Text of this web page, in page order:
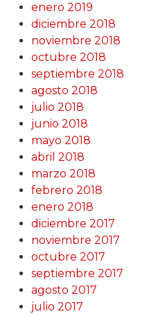
enero 2019
diciembre 2018
noviembre 2018
octubre 2018
septiembre 2018
agosto 2018
julio 2018
junio 2018
mayo 2018
abril 2018
marzo 2018
febrero 2018
enero 2018
diciembre 2017
noviembre 2017
octubre 2017
septiembre 2017
agosto 2017
julio 2017